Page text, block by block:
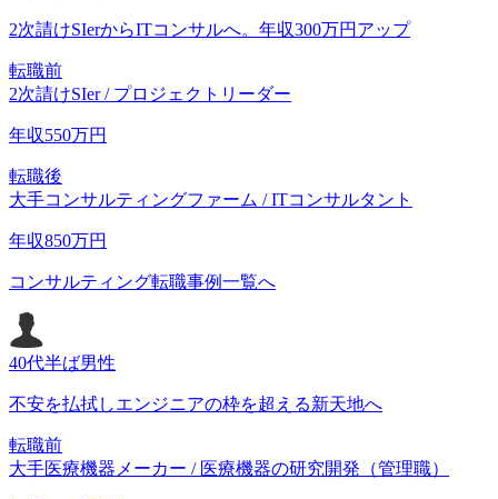
2次請けSIerからITコンサルへ。年収300万円アップ
転職前
2次請けSIer / プロジェクトリーダー
年収550万円
転職後
大手コンサルティングファーム / ITコンサルタント
年収850万円
コンサルティング転職事例一覧へ
40代半ば男性
不安を払拭しエンジニアの枠を超える新天地へ
転職前
大手医療機器メーカー / 医療機器の研究開発（管理職）